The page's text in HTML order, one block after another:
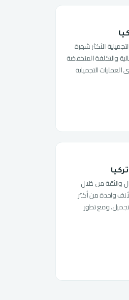
الأكثر شهرة
والتكلفة المنخفضة
التجميلية
والثقة من خلال
واحدة من أكثر
ومع تطور